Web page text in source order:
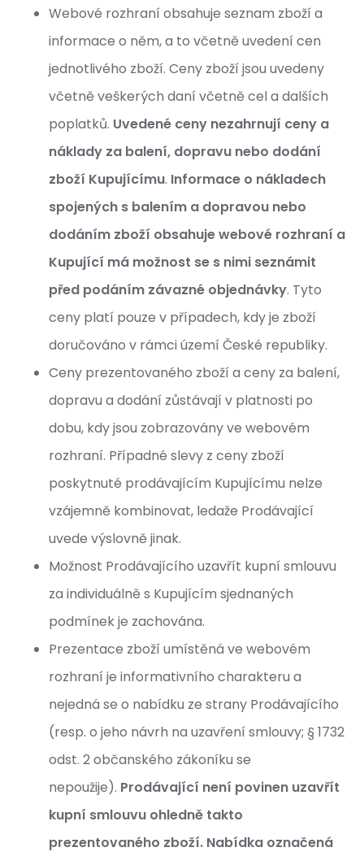
Webové rozhraní obsahuje seznam zboží a
informace o něm, a to včetně uvedení cen
jednotlivého zboží. Ceny zboží jsou uvedeny
včetně veškerých daní včetně cel a dalších
poplatků. Uvedené ceny nezahrnují ceny a
náklady za balení, dopravu nebo dodání
zboží Kupujícímu. Informace o nákladech
spojených s balením a dopravou nebo
dodáním zboží obsahuje webové rozhraní a
Kupující má možnost se s nimi seznámit
před podáním závazné objednávky. Tyto
ceny platí pouze v případech, kdy je zboží
doručováno v rámci území České republiky.
Ceny prezentovaného zboží a ceny za balení,
dopravu a dodání zůstávají v platnosti po
dobu, kdy jsou zobrazovány ve webovém
rozhraní. Případné slevy z ceny zboží
poskytnuté prodávajícím Kupujícímu nelze
vzájemně kombinovat, ledaže Prodávající
uvede výslovně jinak.
Možnost Prodávajícího uzavřít kupní smlouvu
za individuálně s Kupujícím sjednaných
podmínek je zachována.
Prezentace zboží umístěná ve webovém
rozhraní je informativního charakteru a
nejedná se o nabídku ze strany Prodávajícího
(resp. o jeho návrh na uzavření smlouvy; § 1732
odst. 2 občanského zákoníku se
nepoužije). Prodávající není povinen uzavřít
kupní smlouvu ohledně takto
prezentovaného zboží. Nabídka označená